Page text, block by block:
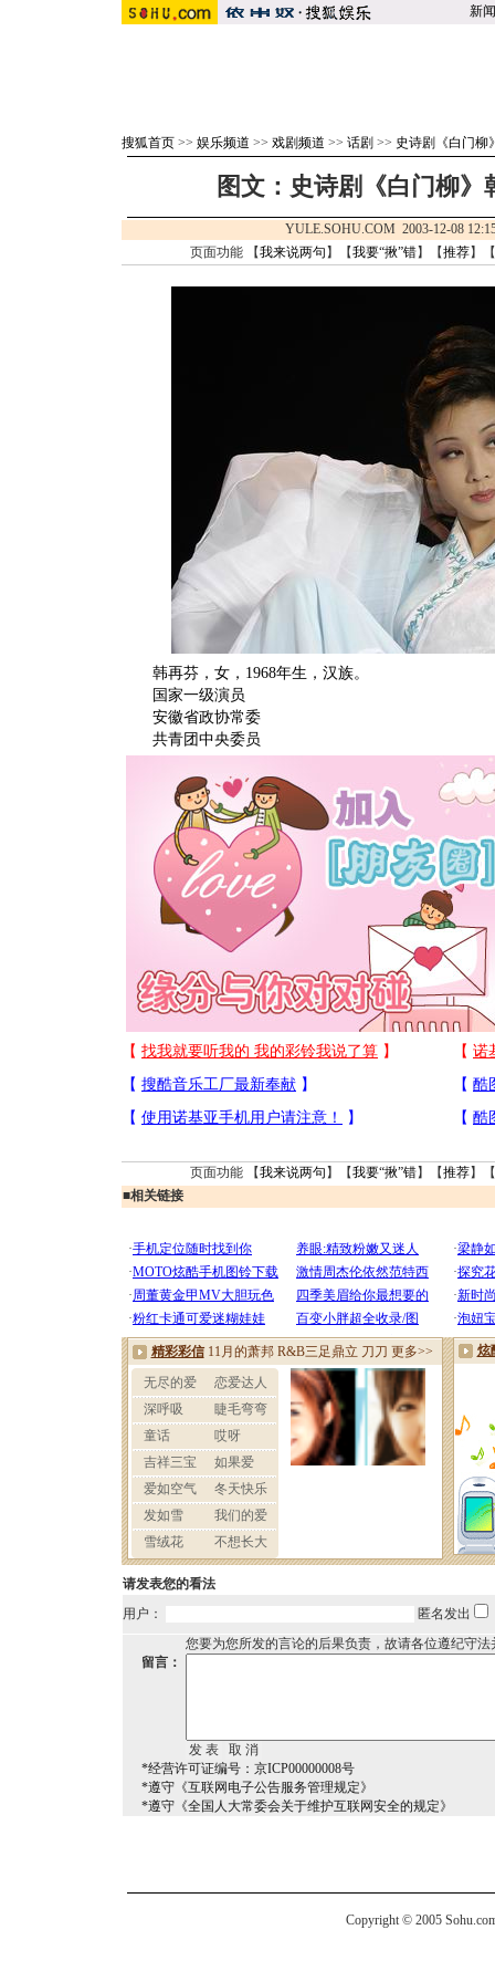
新闻
搜狐首页 >> 娱乐频道 >> 戏剧频道 >> 话剧 >> 史诗剧《白门柳
图文：史诗剧《白门柳》
YULE.SOHU.COM 2003-12-08
页面功能 【我来说两句 】【我要“揪”错】【推荐】
韩再芬，女，1968年生，汉族。
国家一级演员
安徽省政协常委
共青团中央委员
页面功能 【我来说两句 】【我要“揪”错】【推荐】
■相关链接
请发表您的看法
用户：
匿名发出
您要为您所发的言论的后果负责，故请各位遵纪守
留言：
*经营许可证编号：京ICP00000008号
*遵守《互联网电子公告服务管理规定》
*遵守《全国人大常委会关于维护互联网安全的规定》
Copyright © 2005